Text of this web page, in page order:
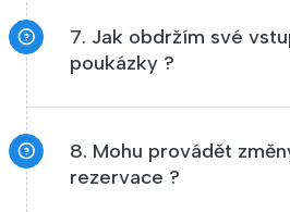
7. Jak obdržím své
poukázky ?
8. Mohu provádět
rezervace ?